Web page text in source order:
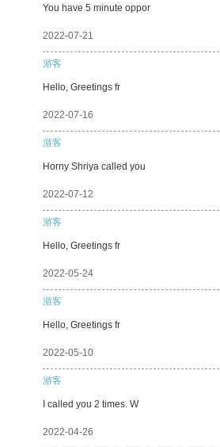
You have 5 minute oppor
2022-07-21
游客
Hello, Greetings fr
2022-07-16
游客
Horny Shriya called you
2022-07-12
游客
Hello, Greetings fr
2022-05-24
游客
Hello, Greetings fr
2022-05-10
游客
I called you 2 times. W
2022-04-26